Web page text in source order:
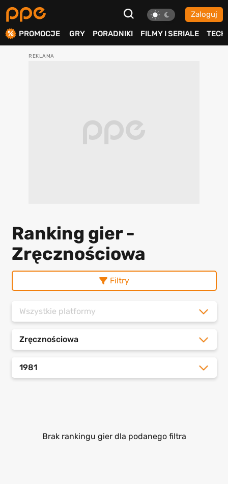
Zaloguj
PROMOCJE GRY PORADNIKI FILMY I SERIALE TECH
Ranking gier -
Zręcznościowa
Filtry
Wszystkie platformy
Zręcznościowa
1981
Brak rankingu gier dla podanego filtra